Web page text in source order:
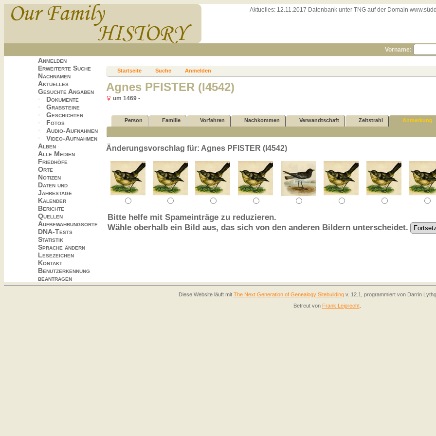
Aktuelles: 12.11.2017 Datenbank unter TNG auf der Domain
Vorname:
Anmelden
Erweiterte Suche
Nachnamen
Aktuelles
Gesuchte Angaben
Dokumente
Grabsteine
Geschichten
Fotos
Audio-Aufnahmen
Video-Aufnahmen
Alben
Alle Medien
Friedhöfe
Orte
Notizen
Daten und
Jahrestage
Kalender
Berichte
Quellen
Aufbewahrungsorte
DNA-Tests
Statistik
Sprache ändern
Lesezeichen
Kontakt
Benutzerkennung
beantragen
Startseite Suche Anmelden
Agnes PFISTER (I4542)
um 1469 -
Person Familie Vorfahren Nachkommen Verwandtschaft Zeitstrahl Anmerkung
Änderungsvorschlag für: Agnes PFISTER (I4542)
Bitte helfe mit Spameinträge zu reduzieren.
Wähle oberhalb ein Bild aus, das sich von den anderen Bildern unterscheidet.
Diese Website läuft mit The Next Generation of Genealogy Sitebuildingv. 12.1, programmiert von Darrin
Betreut von Frank Leiprecht.